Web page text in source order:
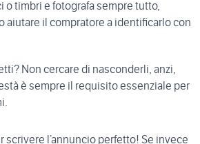
o timbri e fotografa sempre tutto,
aiutare il compratore a identificarlo con
Non cercare di nasconderli, anzi,
è sempre il requisito essenziale per
scrivere l’annuncio perfetto! Se invece